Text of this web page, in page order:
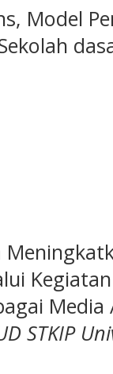
Model
Media
STKIP